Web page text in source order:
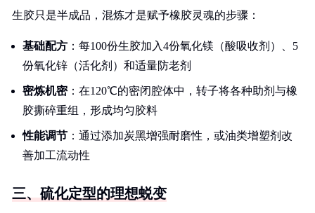
生胶只是半成品，混炼才是赋予橡胶灵魂的步骤：
基础配方 ：每100份生胶加入4份氧化镁（酸吸收剂）、5
份氧化锌（活化剂）和适量防老剂
密炼机密：在120℃的密闭腔体中，转子将各种助剂与橡
胶撕碎重组，形成均匀胶料
性能调节 ：通过添加炭黑增强耐磨性，或油类增塑剂改
善加工流动性
三、硫化定型的理想蜕变